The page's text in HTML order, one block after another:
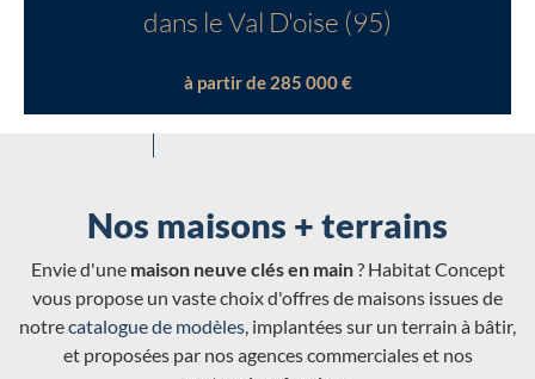
dans le Val D'oise (95)
à partir de 285 000 €
Nos maisons + terrains
Envie d'une maison neuve clés en main? Habitat Concept
vous propose un vaste choix d'offres de maisons issues de
notrecatalogue de modèles, implantées sur un terrain à bâtir,
et proposées par nos agences commerciales et nos